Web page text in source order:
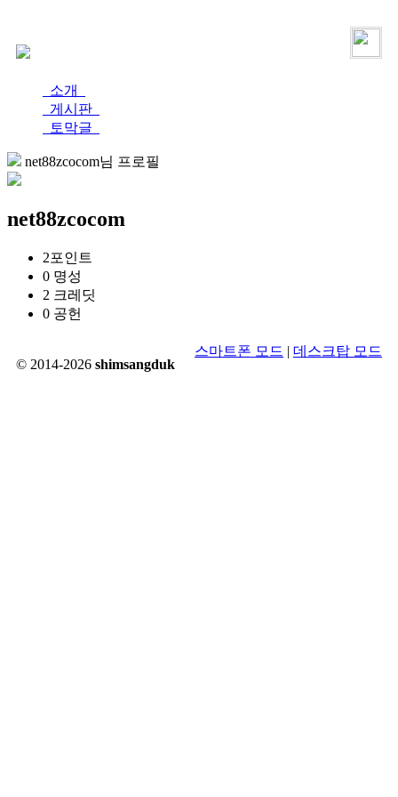
소개
게시판
토막글
net88zcocom님 프로필
net88zcocom
2포인트
0 명성
2 크레딧
0 공헌
© 2014-2026 shimsangduk
스마트폰 모드 | 데스크탑 모드